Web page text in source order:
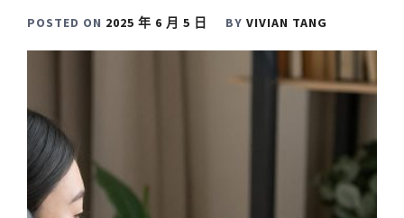
POSTED ON 2025 年 6 月 5 日 BY VIVIAN TANG